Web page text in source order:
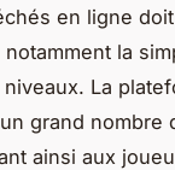
en ligne
la
La
grand nombre
ainsi aux